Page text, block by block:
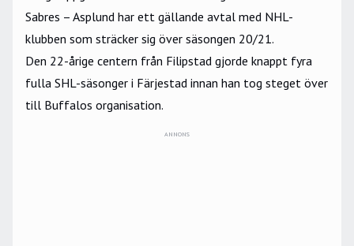
Sabres – Asplund har ett gällande avtal med NHL-
klubben som sträcker sig över säsongen 20/21.
Den 22-årige centern från Filipstad gjorde knappt fyra
fulla SHL-säsonger i Färjestad innan han tog steget över
till Buffalos organisation.
ANNONS